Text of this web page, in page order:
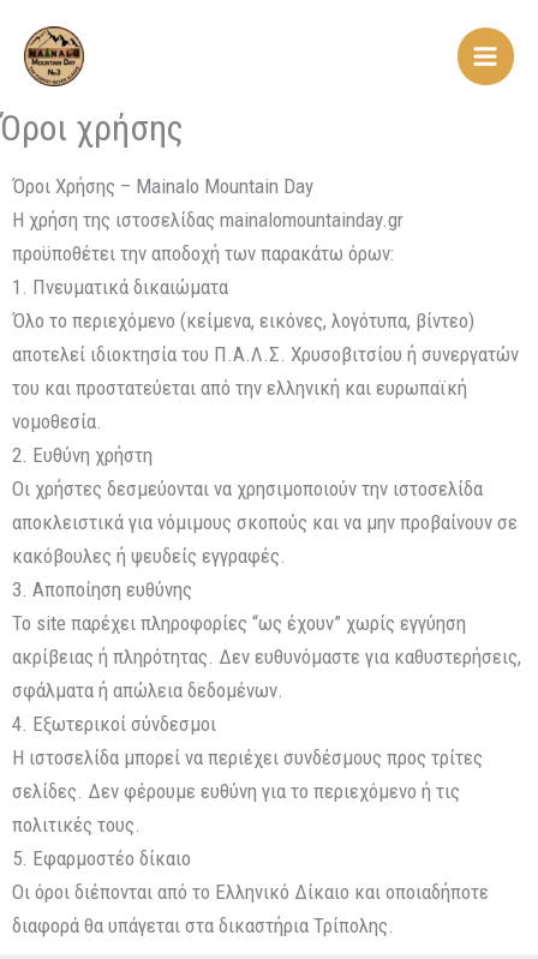
content
Main
Όροι χρήσης
Όροι Χρήσης – Mainalo Mountain Day
Η χρήση της ιστοσελίδας mainalomountainday.gr
προϋποθέτει την αποδοχή των παρακάτω όρων:
1. Πνευματικά δικαιώματα
Όλο το περιεχόμενο (κείμενα, εικόνες, λογότυπα, βίντεο)
αποτελεί ιδιοκτησία του Π.Α.Λ.Σ. Χρυσοβιτσίου ή συνεργατών
του και προστατεύεται από την ελληνική και ευρωπαϊκή
νομοθεσία.
2. Ευθύνη χρήστη
Οι χρήστες δεσμεύονται να χρησιμοποιούν την ιστοσελίδα
αποκλειστικά για νόμιμους σκοπούς και να μην προβαίνουν σε
κακόβουλες ή ψευδείς εγγραφές.
3. Αποποίηση ευθύνης
Το site παρέχει πληροφορίες “ως έχουν” χωρίς εγγύηση
ακρίβειας ή πληρότητας. Δεν ευθυνόμαστε για καθυστερήσεις,
σφάλματα ή απώλεια δεδομένων.
4. Εξωτερικοί σύνδεσμοι
Η ιστοσελίδα μπορεί να περιέχει συνδέσμους προς τρίτες
σελίδες. Δεν φέρουμε ευθύνη για το περιεχόμενο ή τις
πολιτικές τους.
5. Εφαρμοστέο δίκαιο
Οι όροι διέπονται από το Ελληνικό Δίκαιο και οποιαδήποτε
διαφορά θα υπάγεται στα δικαστήρια Τρίπολης.